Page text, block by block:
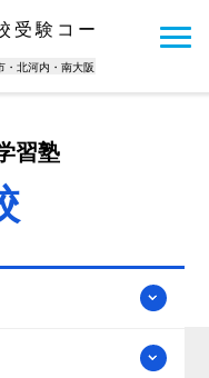
受験コー
・北河内・南大阪
習塾